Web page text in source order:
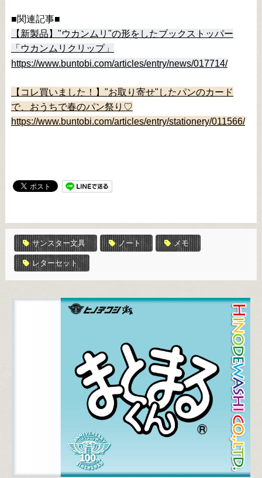
■関連記事■
【新製品】"ウカンムリ"の形をしたブックストッパー
「ウカンムリクリップ」
https://www.buntobi.com/articles/entry/news/017714/
【コレ買いました！】"お取り寄せ"したパンのカード
で、おうちで春のパン祭り♡
https://www.buntobi.com/articles/entry/stationery/011566/
サンスター文具 ノート メモ
レターセット